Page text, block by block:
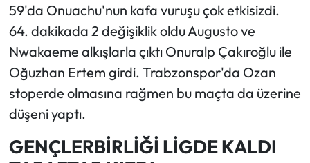
59'da Onuachu'nun kafa vuruşu çok etkisizdi.
64. dakikada 2 değişiklik oldu Augusto ve
Nwakaeme alkışlarla çıktı Onuralp Çakıroğlu ile
Oğuzhan Ertem girdi. Trabzonspor'da Ozan
stoperde olmasına rağmen bu maçta da üzerine
düşeni yaptı.
GENÇLERBİRLİĞİ LİGDE KALDI